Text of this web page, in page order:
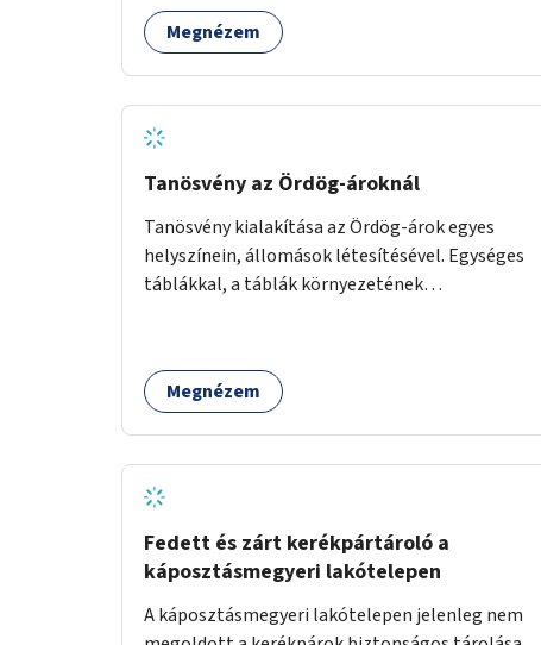
Megnézem
Tanösvény az Ördög-ároknál
Tanösvény kialakítása az Ördög-árok egyes
helyszínein, állomások létesítésével. Egységes
táblákkal, a táblák környezetének
Megnézem
Fedett és zárt kerékpártároló a
káposztásmegyeri lakótelepen
A káposztásmegyeri lakótelepen jelenleg nem